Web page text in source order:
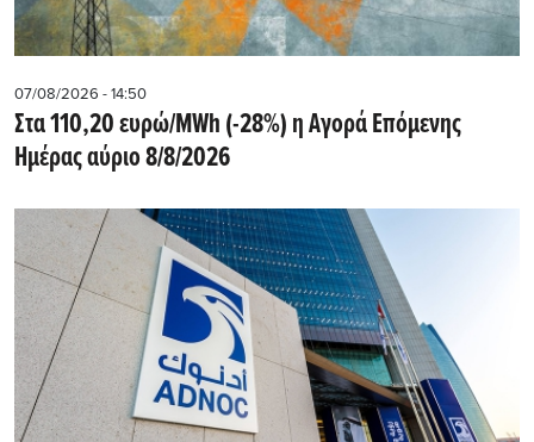
07/08/2026 - 14:50
Στα 110,20 ευρώ/MWh (-28%) η Αγορά Επόμενης
Ημέρας αύριο 8/8/2026